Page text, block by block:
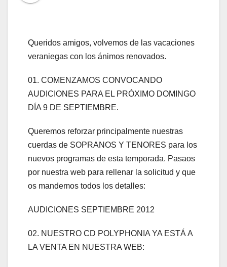
Queridos amigos, volvemos de las vacaciones
veraniegas con los ánimos renovados.
01. COMENZAMOS CONVOCANDO
AUDICIONES PARA EL PRÓXIMO DOMINGO
DÍA 9 DE SEPTIEMBRE.
Queremos reforzar principalmente nuestras
cuerdas de SOPRANOS Y TENORES para los
nuevos programas de esta temporada. Pasaos
por nuestra web para rellenar la solicitud y que
os mandemos todos los detalles:
AUDICIONES SEPTIEMBRE 2012
02. NUESTRO CD POLYPHONIA YA ESTÁ A
LA VENTA EN NUESTRA WEB: